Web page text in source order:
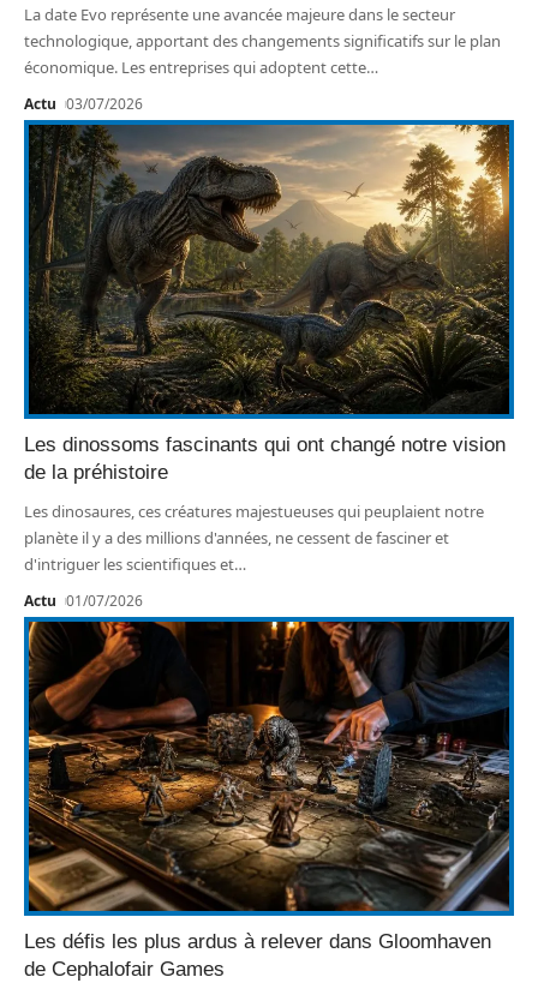
La date Evo représente une avancée majeure dans le secteur
technologique, apportant des changements significatifs sur le plan
économique. Les entreprises qui adoptent cette…
Actu 03/07/2026
Les dinossoms fascinants qui ont changé notre vision
de la préhistoire
Les dinosaures, ces créatures majestueuses qui peuplaient notre
planète il y a des millions d'années, ne cessent de fasciner et
d'intriguer les scientifiques et…
Actu 01/07/2026
Les défis les plus ardus à relever dans Gloomhaven
de Cephalofair Games